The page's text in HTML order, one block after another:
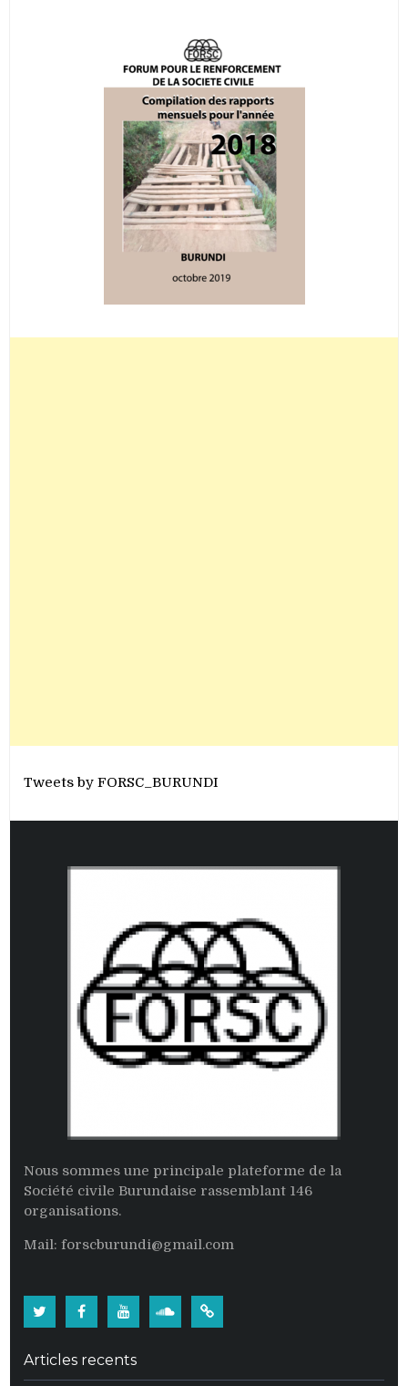
Tweets by FORSC_BURUNDI
Nous sommes une principale plateforme de la
Société civile Burundaise rassemblant 146
organisations.
Mail: forscburundi@gmail.com
population
Articles recents